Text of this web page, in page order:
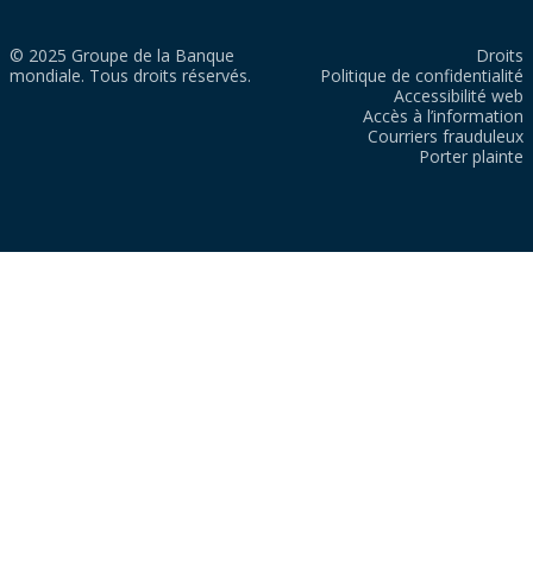
© 2025 Groupe de la Banque
mondiale. Tous droits réservés.
Droits
Politique de confidentialité
Accessibilité web
Accès à l’information
Courriers frauduleux
Porter plainte